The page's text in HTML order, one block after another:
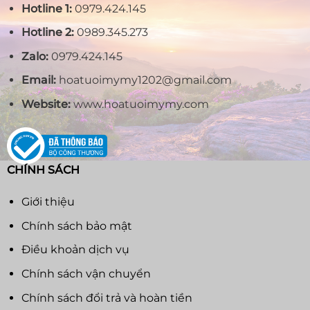
Hotline 1:0979.424.145
Hotline 2:0989.345.273
Zalo:0979.424.145
Email:hoatuoimymy1202@gmail.com
Website:www.hoatuoimymy.com
CHÍNH SÁCH
Giới thiệu
Chính sách bảo mật
Điều khoản dịch vụ
Chính sách vận chuyển
Chính sách đổi trả và hoàn tiền